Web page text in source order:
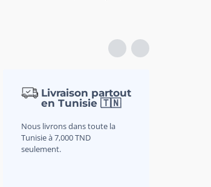
Livraison partout
en Tunisie 🇹🇳
Nous livrons dans toute la
Tunisie à 7,000 TND
seulement.